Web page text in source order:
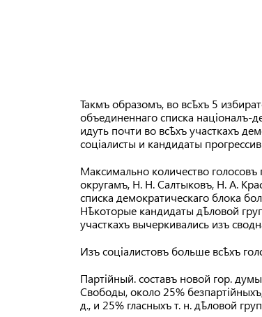
Такмъ образомъ, во всѣхъ 5
объединеннаго списка націоналъ-
идуть почти во всѣхъ участкахъ
соціалисты и кандидаты
Максимально количество
округамъ, Н. Н. Салтыковъ, Н. А.
списка демократическаго блока
Нѣкоторые кандидаты дѣловой
участкахъ вычеркивались изъ
Изъ соціалистовъ больше всѣхъ
Партійный. составъ новой гор.
Свободы, около 25%
д., и 25% гласныхъ т. н. дѣловой